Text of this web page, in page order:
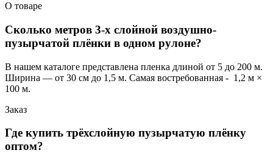
О товаре
Сколько метров 3-х слойной воздушно-
пузырчатой плёнки в одном рулоне?
В нашем каталоге представлена пленка длиной от 5 до 200 м.
Ширина — от 30 см до 1,5 м. Самая востребованная - 1,2 м ×
100 м.
Заказ
Где купить трёхслойную пузырчатую плёнку
оптом?